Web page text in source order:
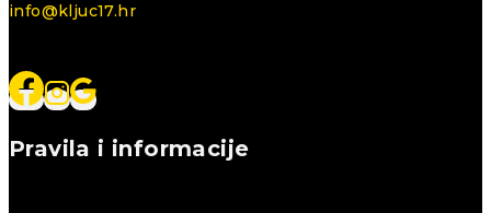
info@kljuc17.hr
Pravila i informacije